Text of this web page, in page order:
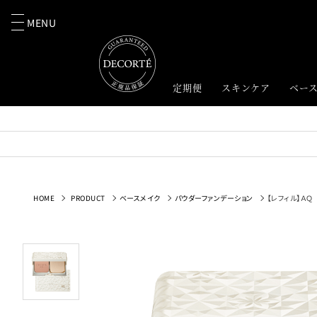
MENU
定期便 スキンケア ベー
HOME PRODUCT ベースメイク パウダーファンデーション 【レフィル】Ａ